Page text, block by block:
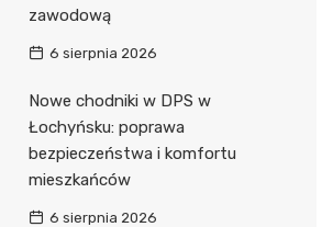
zawodową
6 sierpnia 2026
Nowe chodniki w DPS w
Łochyńsku: poprawa
bezpieczeństwa i komfortu
mieszkańców
6 sierpnia 2026